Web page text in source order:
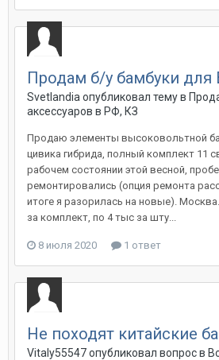
Продам б/у бамбуки для
Svetlandia опубликовал тему в
аксессуаров в РФ, КЗ
Продаю элементы высоковольтной
цивика гибрида, полный комплект 11
рабочем состоянии этой весной,
ремонтировались (опция ремонта
итоге я разорилась на новые).
за комплект, по 4 тыс за шту...
8 июля 2020 1 ответ
Не походят китайские
Vitaly55547опубликовал вопрос в